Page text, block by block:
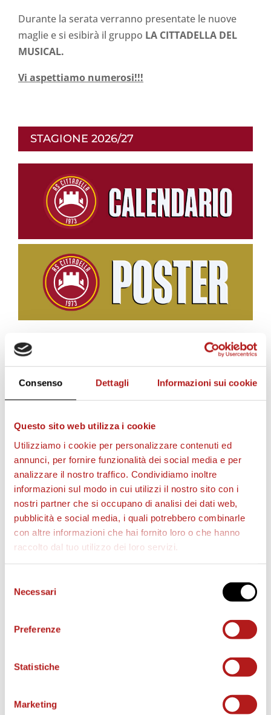
Consenso Dettagli Informazioni sui cookie
Questo sito web utilizza i cookie
Utilizziamo i cookie per personalizzare contenuti ed
annunci, per fornire funzionalità dei social media e per
analizzare il nostro traffico. Condividiamo inoltre
informazioni sul modo in cui utilizzi il nostro sito con i
nostri partner che si occupano di analisi dei dati web,
pubblicità e social media, i quali potrebbero combinarle
con altre informazioni che hai fornito loro o che hanno
raccolto dal tuo utilizzo dei loro servizi.
delNecessari
Preferenze
Statistiche
Marketing
Durante la serata verranno presentate le nuove
maglie e si esibirà il gruppo LA CITTADELLA DEL
MUSICAL.
Vi aspettiamo numerosi!!!
STAGIONE 2026/27
AS CITTADELLA STORE